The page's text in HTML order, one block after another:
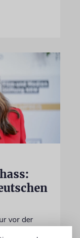
vor der